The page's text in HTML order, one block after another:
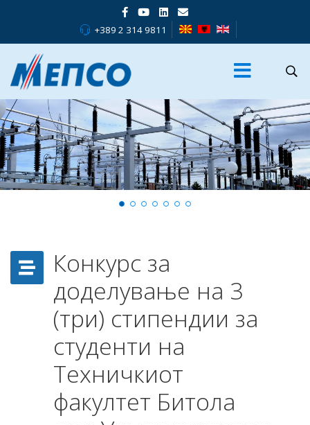
+389 2 314 9811
Конкурс за
доделување на 3
(три) стипендии за
студенти на
Техничкиот
факултет Битола